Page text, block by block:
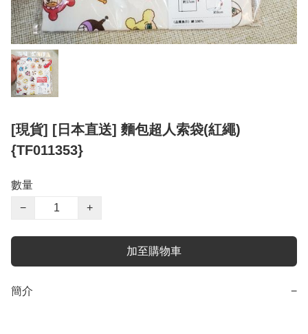
[現貨] [日本直送] 麵包超人索袋(紅繩)
{TF011353}
數量
−
+
加至購物車
簡介 −